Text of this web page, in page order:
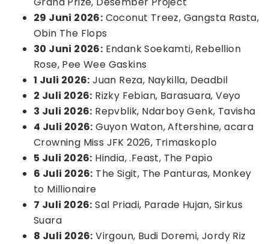
29 Juni 2026: Coconut Treez, Gangsta Rasta,
Obin The Flops
30 Juni 2026: Endank Soekamti, Rebellion
Rose, Pee Wee Gaskins
1 Juli 2026: Juan Reza, Naykilla, Deadbil
2 Juli 2026: Rizky Febian, Barasuara, Veyo
3 Juli 2026: Repvblik, Ndarboy Genk, Tavisha
4 Juli 2026: Guyon Waton, Aftershine, acara
Crowning Miss JFK 2026, Trimaskoplo
5 Juli 2026: Hindia, .Feast, The Papio
6 Juli 2026: The Sigit, The Panturas, Monkey
to Millionaire
7 Juli 2026: Sal Priadi, Parade Hujan, Sirkus
Suara
8 Juli 2026: Virgoun, Budi Doremi, Jordy Riz